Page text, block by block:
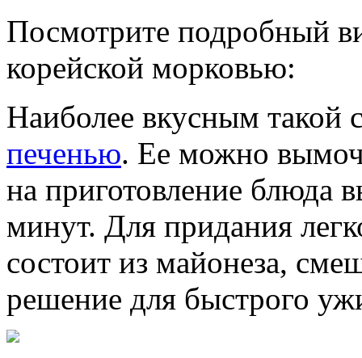
Посмотрите подробный
корейской морковью:
Наиболее вкусным такой
печенью. Ее можно
на приготовление блюда
минут. Для придания
состоит из майонеза,
решение для быстрого